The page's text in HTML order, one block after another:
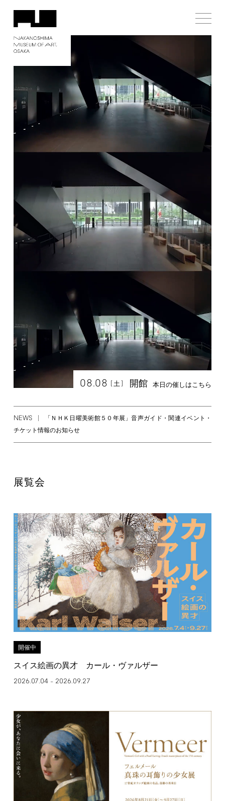
08.08 [土] 開館 本日の催しはこちら
NEWS
「ＮＨＫ日曜美術館５０年展」音声ガイド・関連イベント・
チケット情報のお知らせ
展覧会
開催中
スイス絵画の異才 カール・ヴァルザー
2026.07.04– 2026.09.27